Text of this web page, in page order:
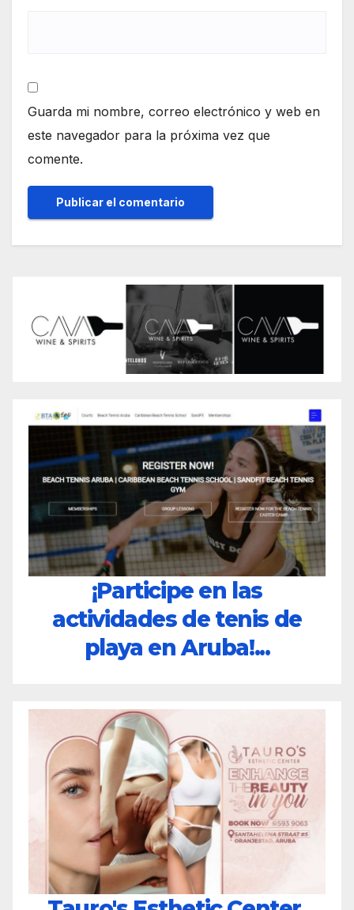
Guarda mi nombre, correo electrónico y web en
este navegador para la próxima vez que
comente.
¡Participe en las
actividades de tenis de
playa en Aruba!...